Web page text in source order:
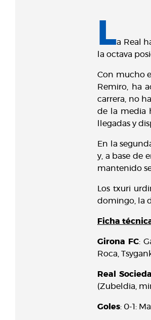
La Real
la octava
Con mucho
Remiro, ha
carrera, no
de la media
llegadas y
En la
y, a base de
mantenido
Los txuri
domingo, la
Ficha
Girona FC:
Roca,
Real
(Zubeldia,
Goles: 0-1: